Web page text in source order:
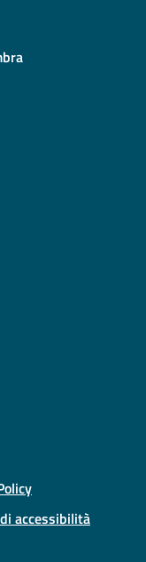
accessibilità